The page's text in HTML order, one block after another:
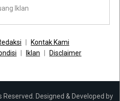
Iklan
Kontak Kami
Iklan
Disclaimer
Designed & Developed by